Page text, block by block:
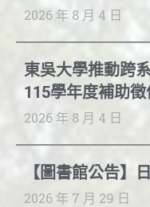
2026 年 8 月 4 日
東吳大學推動跨
115學年度補助
2026 年 8 月 4 日
【圖書館公告】
2026 年 7 月 29 日